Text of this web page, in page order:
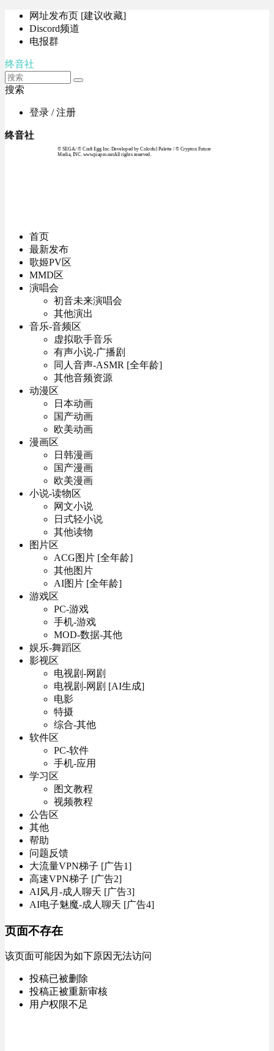
网址发布页 [建议收藏]
Discord频道
电报群
终音社
搜索
登录 / 注册
终音社
© SEGA / © Craft Egg Inc. Developed by Colorful Palette / © Crypton Future
Media, INC. www.piapro.netAll rights reserved.
首页
最新发布
歌姬PV区
MMD区
演唱会
初音未来演唱会
其他演出
音乐-音频区
虚拟歌手音乐
有声小说-广播剧
同人音声-ASMR [全年龄]
其他音频资源
动漫区
日本动画
国产动画
欧美动画
漫画区
日韩漫画
国产漫画
欧美漫画
小说-读物区
网文小说
日式轻小说
其他读物
图片区
ACG图片 [全年龄]
其他图片
AI图片 [全年龄]
游戏区
PC-游戏
手机-游戏
MOD-数据-其他
娱乐-舞蹈区
影视区
电视剧-网剧
电视剧-网剧 [AI生成]
电影
特摄
综合-其他
软件区
PC-软件
手机-应用
学习区
图文教程
视频教程
公告区
其他
帮助
问题反馈
大流量VPN梯子 [广告1]
高速VPN梯子 [广告2]
AI风月-成人聊天 [广告3]
AI电子魅魔-成人聊天 [广告4]
页面不存在
该页面可能因为如下原因无法访问
投稿已被删除
投稿正被重新审核
用户权限不足